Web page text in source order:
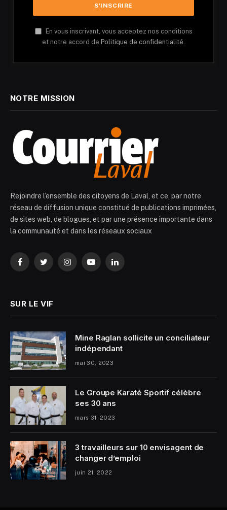
En vous inscrivant, vous acceptez nos conditions
et notre accord de Politique de confidentialité.
NOTRE MISSION
Rejoindre l’ensemble des citoyens de Laval, et ce, par notre
réseau de diffusion unique constitué de publications imprimées,
de sites web, de blogues, et par une présence importante dans
la communauté et dans les réseaux sociaux
FacebookTwitterInstagramYouTubeLinkedIn
SUR LE VIF
Mine Raglan sollicite un conciliateur
indépendant
mai 30, 2023
Le Groupe Karaté Sportif célèbre
ses 30 ans
mars 31, 2023
3 travailleurs sur 10 envisagent de
changer d’emploi
juin 21, 2022